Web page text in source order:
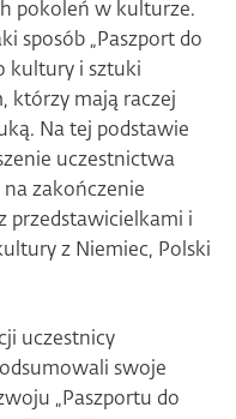
pokoleń w kulturze.
sposób „Paszport do
kultury i sztuki
którzy mają raczej
Na tej podstawie
uczestnictwa
zakończenie
przedstawicielkami i
z Niemiec, Polski
uczestnicy
swoje
„Paszportu do